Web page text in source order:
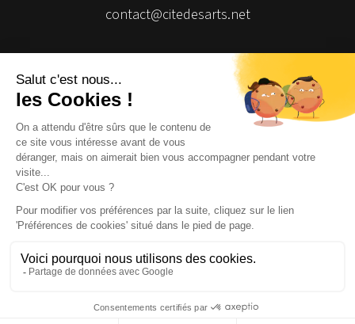
contact@citedesarts.net
© 2026 | Cité des Arts | Tous droits réservés